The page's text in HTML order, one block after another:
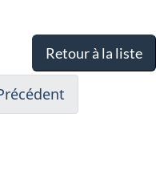
Retour à la liste